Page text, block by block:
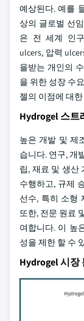
예상된다. 예를
상의 글로벌 선
은 전 세계 인
ulcers, 압력
을받는 개인의
을 위한 성장 수
젤의 이점에 대
Hydrogel 스트
높은 개발 및 제
습니다. 연구, 개
립, 재료 및 생산
수행하고, 규제
선수, 특히 소형
또한, 전문 원료
여합니다. 이 높
성을 제한 할 수
Hydrogel 시장